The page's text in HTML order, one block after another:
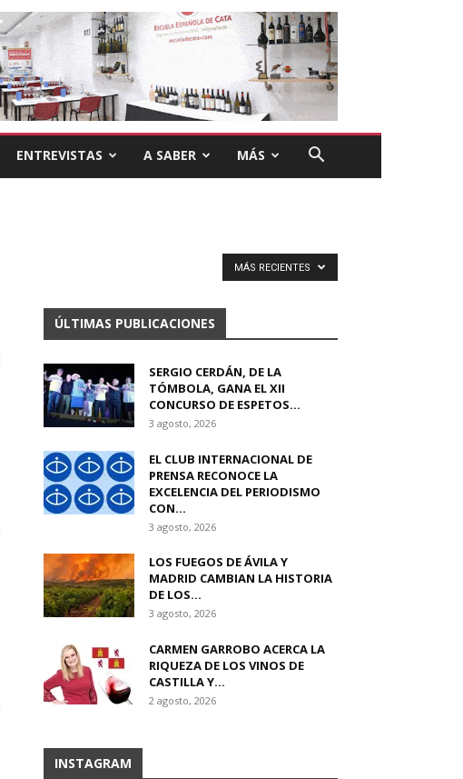
ENTREVISTAS A SABER MÁS
MÁS RECIENTES
ÚLTIMAS PUBLICACIONES
SERGIO CERDÁN, DE LA
TÓMBOLA, GANA EL XII
CONCURSO DE ESPETOS...
3 agosto, 2026
EL CLUB INTERNACIONAL DE
PRENSA RECONOCE LA
EXCELENCIA DEL PERIODISMO
CON...
3 agosto, 2026
LOS FUEGOS DE ÁVILA Y
MADRID CAMBIAN LA HISTORIA
DE LOS...
3 agosto, 2026
CARMEN GARROBO ACERCA LA
RIQUEZA DE LOS VINOS DE
CASTILLA Y...
2 agosto, 2026
INSTAGRAM